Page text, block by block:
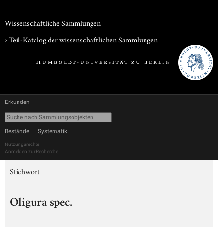
Wissenschaftliche Sammlungen
› Teil-Katalog der wissenschaftlichen Sammlungen
Erkunden
Bestände Systematik
Nutzungsrechte
Anmelden zur Recherche
Stichwort
Oligura spec.